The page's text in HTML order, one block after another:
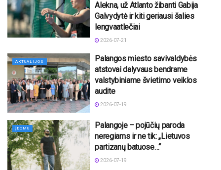
Alekna, už Atlanto žibanti Gabija
Galvydytė ir kiti geriausi šalies
lengvaatlečiai
2026-07-21
AKTUALIJOS
Palangos miesto savivaldybės
atstovai dalyvaus bendrame
valstybiniame švietimo veiklos
audite
2026-07-19
ĮDOMU
Palangoje – pojūčių paroda
neregiams ir ne tik: „Lietuvos
partizanų batuose…“
2026-07-19